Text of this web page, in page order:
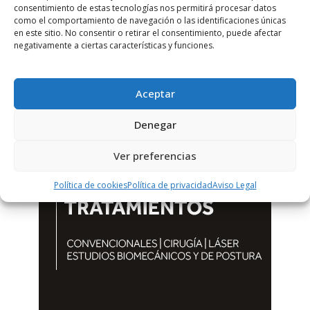
consentimiento de estas tecnologías nos permitirá procesar datos
como el comportamiento de navegación o las identificaciones únicas
en este sitio. No consentir o retirar el consentimiento, puede afectar
negativamente a ciertas características y funciones.
Aceptar
Denegar
Ver preferencias
Política de cookiesPolítica de privacidadAviso Legal